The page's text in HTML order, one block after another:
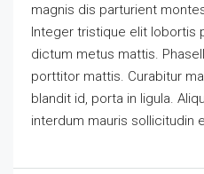
magnis dis parturient
Integer tristique elit lobortis
dictum metus mattis.
porttitor mattis. Curabitur
blandit id, porta in ligula.
interdum mauris sollicitudin